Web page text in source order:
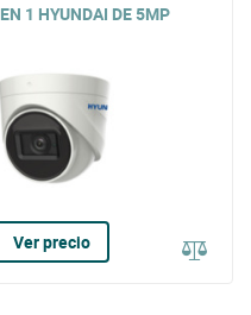
1 HYUNDAI DE 5MP
Ver precio